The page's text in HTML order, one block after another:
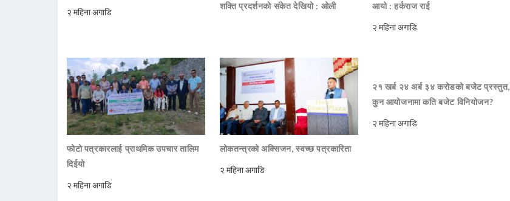
२ महिना अगाडि
शक्ति प्रदर्शनको संकेत देखियो : ओली
आयो : हर्कराज राई
२ महिना अगाडि
फोटो पत्रकारलाई प्राथमिक उपचार तालिम
दिईयो
२ महिना अगाडि
लोकतन्त्रको अक्सिजन, स्वच्छ पत्रकारिता
२ महिना अगाडि
२१ खर्ब २४ अर्ब ३४ करोडको बजेट प्रस्तुत,
कुन आयोजनामा कति बजेट विनियोजन?
२ महिना अगाडि